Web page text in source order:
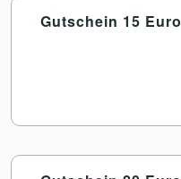
Gutschein 15 Euro